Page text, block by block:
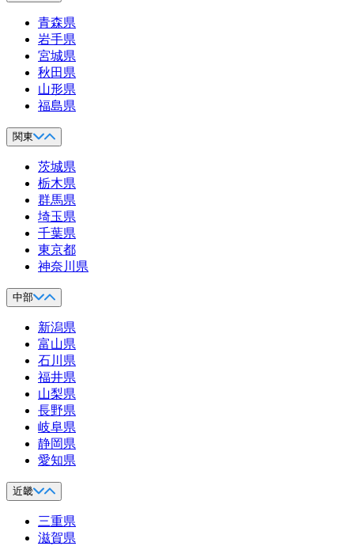
青森県
岩手県
宮城県
秋田県
山形県
福島県
関東
茨城県
栃木県
群馬県
埼玉県
千葉県
東京都
神奈川県
中部
新潟県
富山県
石川県
福井県
山梨県
長野県
岐阜県
静岡県
愛知県
近畿
三重県
滋賀県